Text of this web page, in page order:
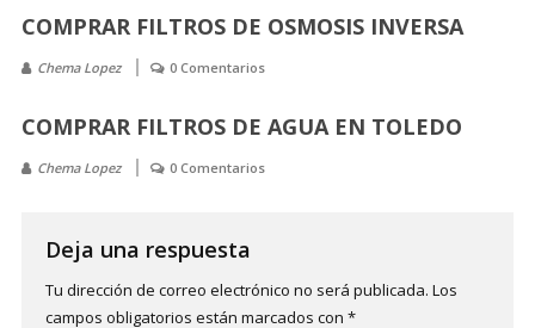
COMPRAR FILTROS DE OSMOSIS INVERSA
Chema Lopez 0 Comentarios
COMPRAR FILTROS DE AGUA EN TOLEDO
Chema Lopez 0 Comentarios
Deja una respuesta
Tu dirección de correo electrónico no será publicada. Los
campos obligatorios están marcados con *